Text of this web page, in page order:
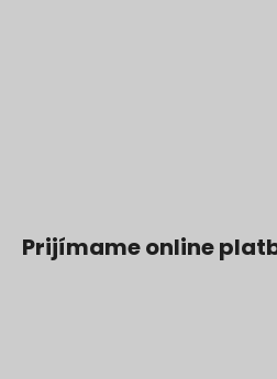
Prijímame online